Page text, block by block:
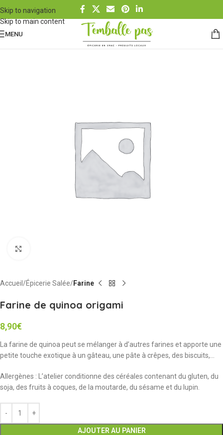
Skip to navigation
Skip to main content
MENU
Accueil Épicerie Salée Farine
Farine de quinoa origami
8,90€
La farine de quinoa peut se mélanger à d’autres farines et apporte une
petite touche exotique à un gâteau, une pâte à crêpes, des biscuits,…
Allergènes : L’atelier conditionne des céréales contenant du gluten, du
soja, des fruits à coques, de la moutarde, du sésame et du lupin.
AJOUTER AU PANIER